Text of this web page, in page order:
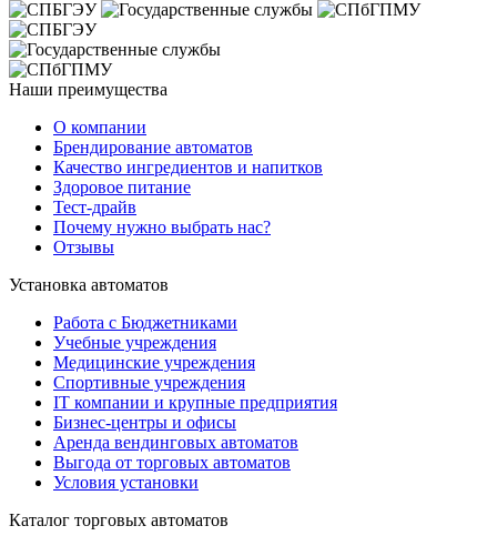
Наши преимущества
О компании
Брендирование автоматов
Качество ингредиентов и напитков
Здоровое питание
Тест-драйв
Почему нужно выбрать нас?
Отзывы
Установка автоматов
Работа с Бюджетниками
Учебные учреждения
Медицинские учреждения
Спортивные учреждения
IT компании и крупные предприятия
Бизнес-центры и офисы
Аренда вендинговых автоматов
Выгода от торговых автоматов
Условия установки
Каталог торговых автоматов